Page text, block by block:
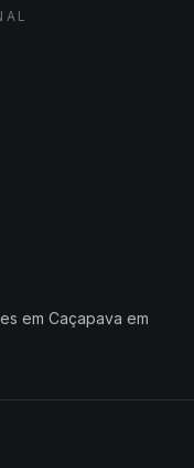
em Caçapava em